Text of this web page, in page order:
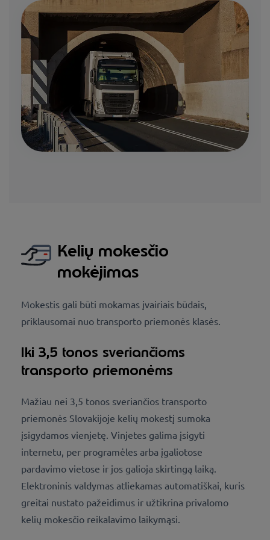
Kelių mokesčio
mokėjimas
Mokestis gali būti mokamas įvairiais būdais,
priklausomai nuo transporto priemonės klasės.
Iki 3,5 tonos sveriančioms
transporto priemonėms
Mažiau nei 3,5 tonos sveriančios transporto
priemonės Slovakijoje kelių mokestį sumoka
įsigydamos vienjetę. Vinjetes galima įsigyti
internetu, per programėles arba įgaliotose
pardavimo vietose ir jos galioja skirtingą laiką.
Elektroninis valdymas atliekamas automatiškai, kuris
greitai nustato pažeidimus ir užtikrina privalomo
kelių mokesčio reikalavimo laikymąsi.